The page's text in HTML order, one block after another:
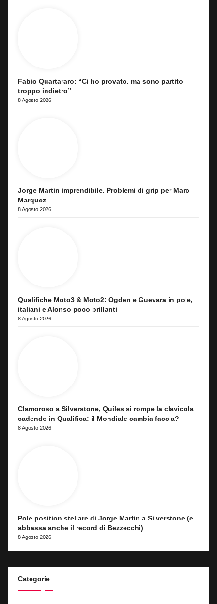
Fabio Quartararo: “Ci ho provato, ma sono partito
troppo indietro”
8 Agosto 2026
Jorge Martin imprendibile. Problemi di grip per Marc
Marquez
8 Agosto 2026
Qualifiche Moto3 & Moto2: Ogden e Guevara in pole,
italiani e Alonso poco brillanti
8 Agosto 2026
Clamoroso a Silverstone, Quiles si rompe la clavicola
cadendo in Qualifica: il Mondiale cambia faccia?
8 Agosto 2026
Pole position stellare di Jorge Martin a Silverstone (e
abbassa anche il record di Bezzecchi)
8 Agosto 2026
Categorie